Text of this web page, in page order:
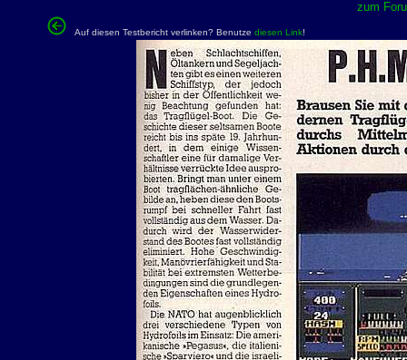
zum
Auf diesen Testbericht verlinken? Benutze diesen Link!